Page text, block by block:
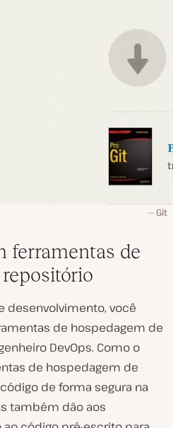
Git
ferramentas de
desenvolvimento, você
de hospedagem de
DevOps. Como o
de hospedagem de
de forma segura na
também dão aos